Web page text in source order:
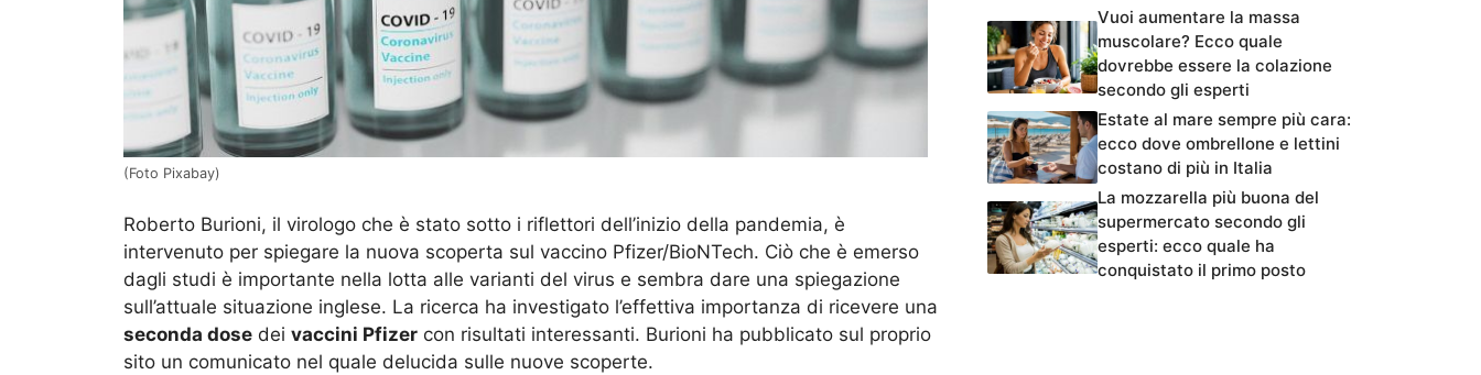
(Foto Pixabay)
Roberto Burioni, il virologo che è stato sotto i riflettori dell’inizio della pandemia, è
intervenuto per spiegare la nuova scoperta sul vaccino Pfizer/BioNTech. Ciò che è emerso
dagli studi è importante nella lotta alle varianti del virus e sembra dare una spiegazione
sull’attuale situazione inglese. La ricerca ha investigato l’effettiva importanza di ricevere una
seconda dose dei vaccini Pfizer con risultati interessanti. Burioni ha pubblicato sul proprio
sito un comunicato nel quale delucida sulle nuove scoperte.
Vuoi aumentare la massa
muscolare? Ecco quale
dovrebbe essere la colazione
secondo gli esperti
Estate al mare sempre più cara:
ecco dove ombrellone e lettini
costano di più in Italia
La mozzarella più buona del
supermercato secondo gli
esperti: ecco quale ha
conquistato il primo posto